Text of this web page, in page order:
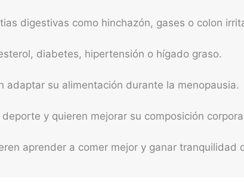
digestivas como hinchazón, gases o colon
diabetes, hipertensión o hígado graso.
adaptar su alimentación durante la menopausia.
y quieren mejorar su composición
aprender a comer mejor y ganar tranquilidad